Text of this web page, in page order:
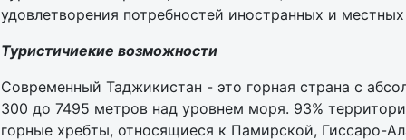
удовлетворения потребностей иностранных и
Туристичиекие возможности
Современный Таджикистан - это горная страна с
300 до 7495 метров над уровнем моря. 93%
горные хребты, относящиеся к Памирской, Гиссаро-